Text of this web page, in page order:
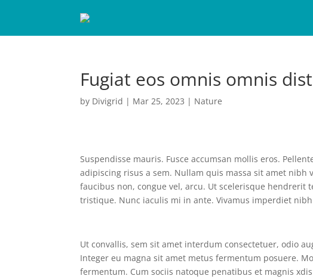
Fugiat eos omnis omnis
by Divigrid | Mar 25, 2023 | Nature
Suspendisse mauris. Fusce accumsan mollis eros.
adipiscing risus a sem. Nullam quis massa sit amet nibh
faucibus non, congue vel, arcu. Ut scelerisque hendrerit
tristique. Nunc iaculis mi in ante. Vivamus imperdiet
Ut convallis, sem sit amet interdum consectetuer, odio
Integer eu magna sit amet metus fermentum posuere.
fermentum. Cum sociis natoque penatibus et magnis